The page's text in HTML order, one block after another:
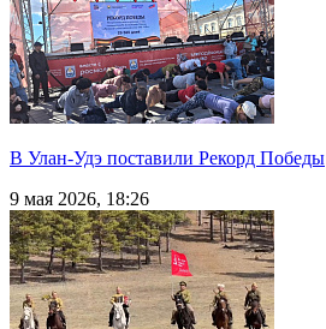
В Улан-Удэ поставили Рекорд Победы
9 мая 2026, 18:26